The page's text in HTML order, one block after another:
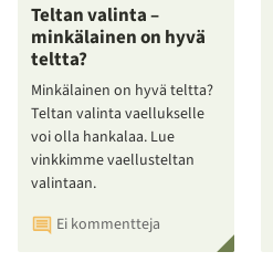
Teltan valinta –
minkälainen on hyvä
teltta?
Minkälainen on hyvä teltta?
Teltan valinta vaellukselle
voi olla hankalaa. Lue
vinkkimme vaellusteltan
valintaan.
Ei kommentteja